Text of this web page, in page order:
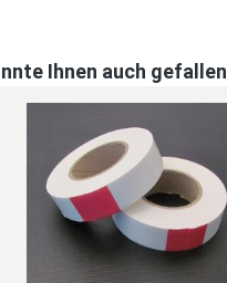
überspringen
Ihnen auch gefallen